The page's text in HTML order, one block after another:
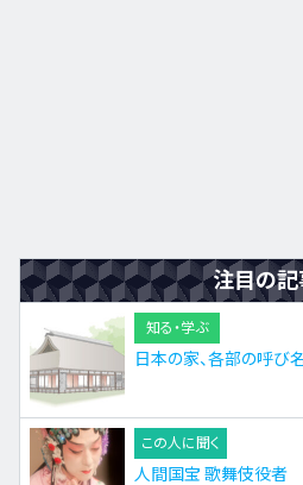
注目の記
知る・学ぶ
日本の家、各部の呼び
この人に聞く
人間国宝 歌舞伎役者